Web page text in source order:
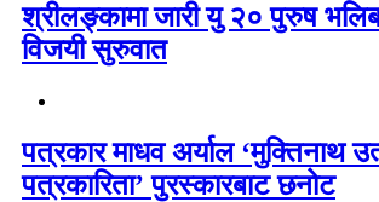
श्रीलङ्कामा जारी यु २० पुरुष
विजयी सुरुवात
पत्रकार माधव अर्याल ‘मुक्तिनाथ
पत्रकारिता’ पुरस्कारबाट छनोट